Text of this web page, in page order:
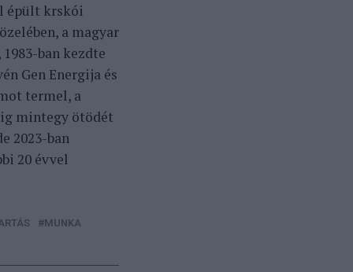
épült krskói
a magyar
ban kezdte
Gen Energija és
termel, a
mintegy ötödét
2023-ban
20 évvel
MUNKA